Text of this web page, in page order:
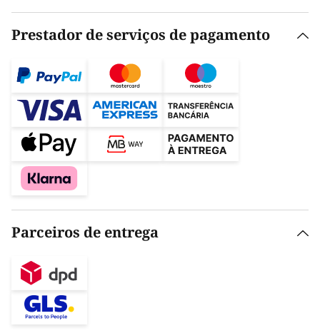
Prestador de serviços de pagamento
Parceiros de entrega